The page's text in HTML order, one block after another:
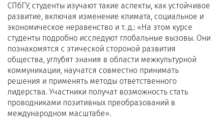
СПбГУ, студенты изучают такие аспекты, как устойчивое
развитие, включая изменение климата, социальное и
экономическое неравенство и т. д.: «На этом курсе
студенты подробно исследуют глобальные вызовы. Они
познакомятся с этической стороной развития
общества, углубят знания в области межкультурной
коммуникации, научатся совместно принимать
решения и применять методы ответственного
лидерства. Участники получат возможность стать
проводниками позитивных преобразований в
международном масштабе».